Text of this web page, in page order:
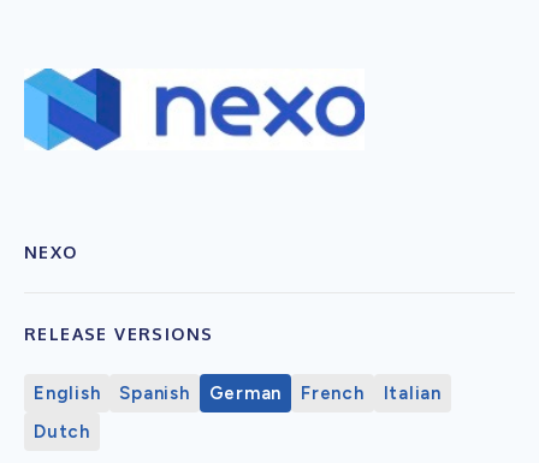
NEXO
RELEASE VERSIONS
English Spanish German French
Italian
Dutch